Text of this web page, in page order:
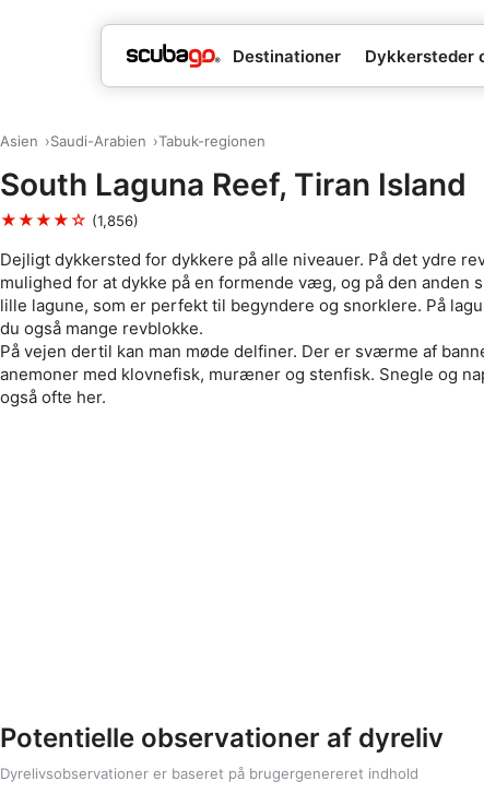
Destinationer Dykkersteder
Asien Saudi-Arabien Tabuk-regionen
South Laguna Reef, Tiran Island
★★★★☆ (1,856)
Dejligt dykkersted for dykkere på alle niveauer. På det ydre
mulighed for at dykke på en formende væg, og på den anden
lille lagune, som er perfekt til begyndere og snorklere. På
du også mange revblokke.
På vejen dertil kan man møde delfiner. Der er sværme af
anemoner med klovnefisk, muræner og stenfisk. Snegle og
også ofte her.
Potentielle observationer af dyreliv
Dyrelivsobservationer er baseret på brugergenereret indhold